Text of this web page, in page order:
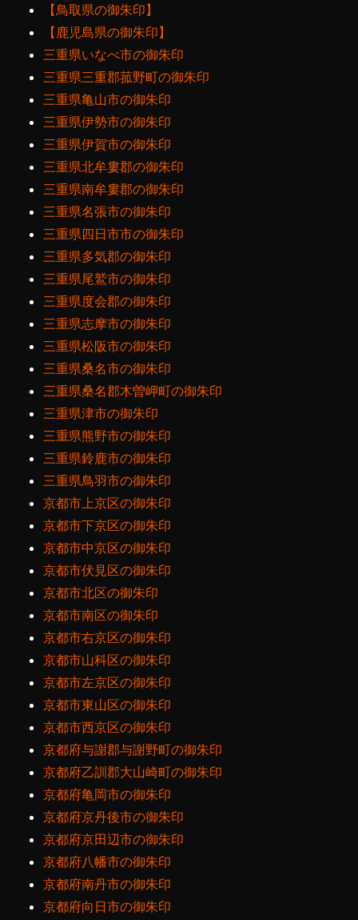
【鳥取県の御朱印】
【鹿児島県の御朱印】
三重県いなべ市の御朱印
三重県三重郡菰野町の御朱印
三重県亀山市の御朱印
三重県伊勢市の御朱印
三重県伊賀市の御朱印
三重県北牟婁郡の御朱印
三重県南牟婁郡の御朱印
三重県名張市の御朱印
三重県四日市市の御朱印
三重県多気郡の御朱印
三重県尾鷲市の御朱印
三重県度会郡の御朱印
三重県志摩市の御朱印
三重県松阪市の御朱印
三重県桑名市の御朱印
三重県桑名郡木曽岬町の御朱印
三重県津市の御朱印
三重県熊野市の御朱印
三重県鈴鹿市の御朱印
三重県鳥羽市の御朱印
京都市上京区の御朱印
京都市下京区の御朱印
京都市中京区の御朱印
京都市伏見区の御朱印
京都市北区の御朱印
京都市南区の御朱印
京都市右京区の御朱印
京都市山科区の御朱印
京都市左京区の御朱印
京都市東山区の御朱印
京都市西京区の御朱印
京都府与謝郡与謝野町の御朱印
京都府乙訓郡大山崎町の御朱印
京都府亀岡市の御朱印
京都府京丹後市の御朱印
京都府京田辺市の御朱印
京都府八幡市の御朱印
京都府南丹市の御朱印
京都府向日市の御朱印